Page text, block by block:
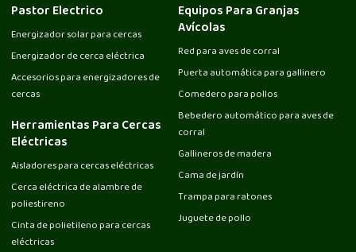
Pastor Electrico
Energizador solar para cercas
Energizador de cerca eléctrica
Accesorios para energizadores de
cercas
Herramientas Para Cercas
Eléctricas
Aisladores para cercas eléctricas
Cerca eléctrica de alambre de
poliestireno
Cinta de polietileno para cercas
eléctricas
Equipos Para Granjas
Avícolas
Red para aves de corral
Puerta automática para gallinero
Comedero para pollos
Bebedero automático para aves de
corral
Gallineros de madera
Cama de jardín
Trampa para ratones
Juguete de pollo